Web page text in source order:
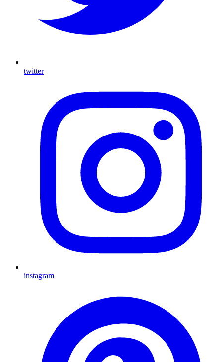
twitter
instagram